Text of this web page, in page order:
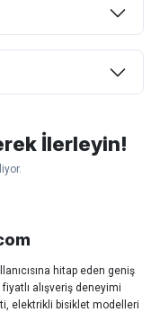
İlerleyin!
hitap eden geniş
alışveriş deneyimi
elektrikli bisiklet modelleri